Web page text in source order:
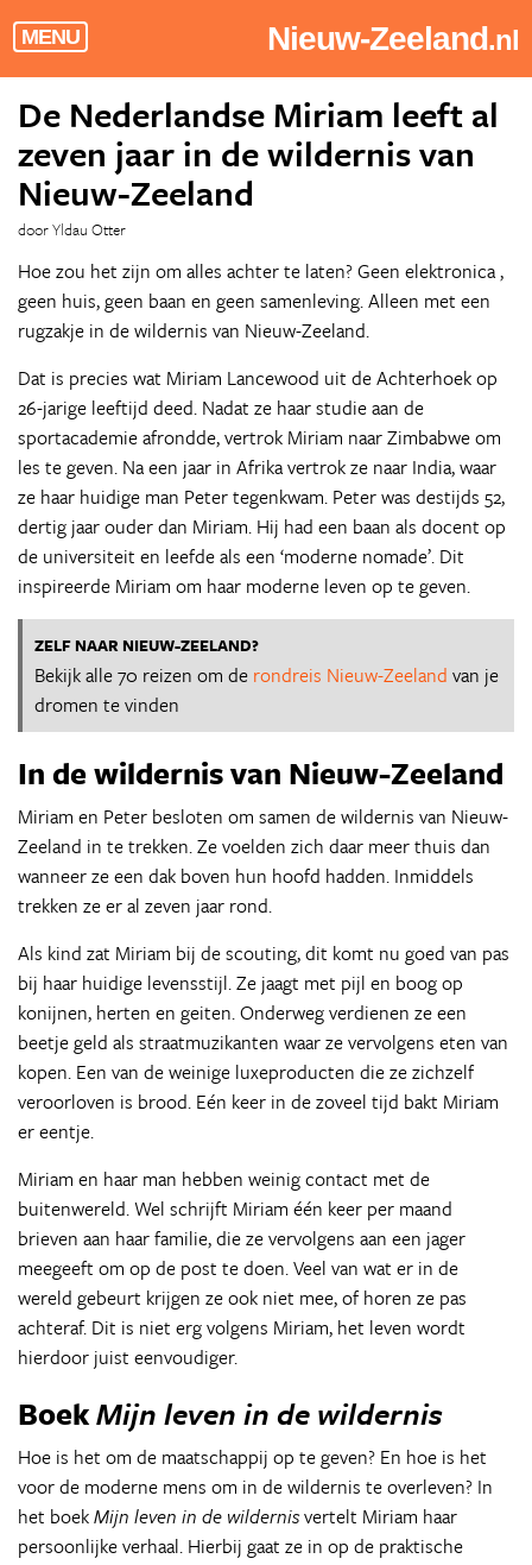
MENU Nieuw-Zeeland.nl
De Nederlandse Miriam leeft al
zeven jaar in de wildernis van
Nieuw-Zeeland
door Yldau Otter
Hoe zou het zijn om alles achter te laten? Geen elektronica ,
geen huis, geen baan en geen samenleving. Alleen met een
rugzakje in de wildernis van Nieuw-Zeeland.
Dat is precies wat Miriam Lancewood uit de Achterhoek op
26-jarige leeftijd deed. Nadat ze haar studie aan de
sportacademie afrondde, vertrok Miriam naar Zimbabwe om
les te geven. Na een jaar in Afrika vertrok ze naar India, waar
ze haar huidige man Peter tegenkwam. Peter was destijds 52,
dertig jaar ouder dan Miriam. Hij had een baan als docent op
de universiteit en leefde als een ‘moderne nomade’. Dit
inspireerde Miriam om haar moderne leven op te geven.
ZELF NAAR NIEUW-ZEELAND?
Bekijk alle 70 reizen om de rondreis Nieuw-Zeeland van je
dromen te vinden
In de wildernis van Nieuw-Zeeland
Miriam en Peter besloten om samen de wildernis van Nieuw-
Zeeland in te trekken. Ze voelden zich daar meer thuis dan
wanneer ze een dak boven hun hoofd hadden. Inmiddels
trekken ze er al zeven jaar rond.
Als kind zat Miriam bij de scouting, dit komt nu goed van pas
bij haar huidige levensstijl. Ze jaagt met pijl en boog op
konijnen, herten en geiten. Onderweg verdienen ze een
beetje geld als straatmuzikanten waar ze vervolgens eten van
kopen. Een van de weinige luxeproducten die ze zichzelf
veroorloven is brood. Eén keer in de zoveel tijd bakt Miriam
er eentje.
Miriam en haar man hebben weinig contact met de
buitenwereld. Wel schrijft Miriam één keer per maand
brieven aan haar familie, die ze vervolgens aan een jager
meegeeft om op de post te doen. Veel van wat er in de
wereld gebeurt krijgen ze ook niet mee, of horen ze pas
achteraf. Dit is niet erg volgens Miriam, het leven wordt
hierdoor juist eenvoudiger.
BoekMijn leven in de wildernis
Hoe is het om de maatschappij op te geven? En hoe is het
voor de moderne mens om in de wildernis te overleven? In
het boekMijn leven in de wildernisvertelt Miriam haar
persoonlijke verhaal. Hierbij gaat ze in op de praktische